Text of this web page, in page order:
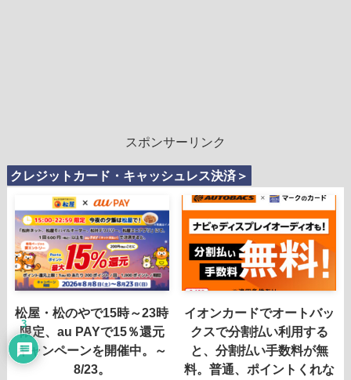
スポンサーリンク
クレジットカード・キャッシュレス決済＞
松屋・松のやで15時～23時
限定、au PAYで15％還元
キャンペーンを開催中。～
8/23。
イオンカードでオートバッ
クスで分割払い利用する
と、分割払い手数料が無
料。普通、ポイントくれな
3